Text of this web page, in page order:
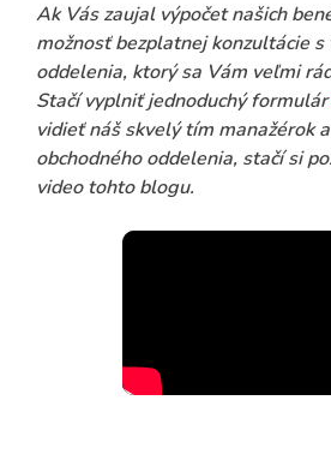
Ak Vás zaujal výpočet našich
možnosť bezplatnej konzultácie
oddelenia, ktorý sa Vám veľmi
Stačí vyplniť jednoduchý formulár
vidieť náš skvelý tím manažérok
obchodného oddelenia, stačí si
video tohto blogu.